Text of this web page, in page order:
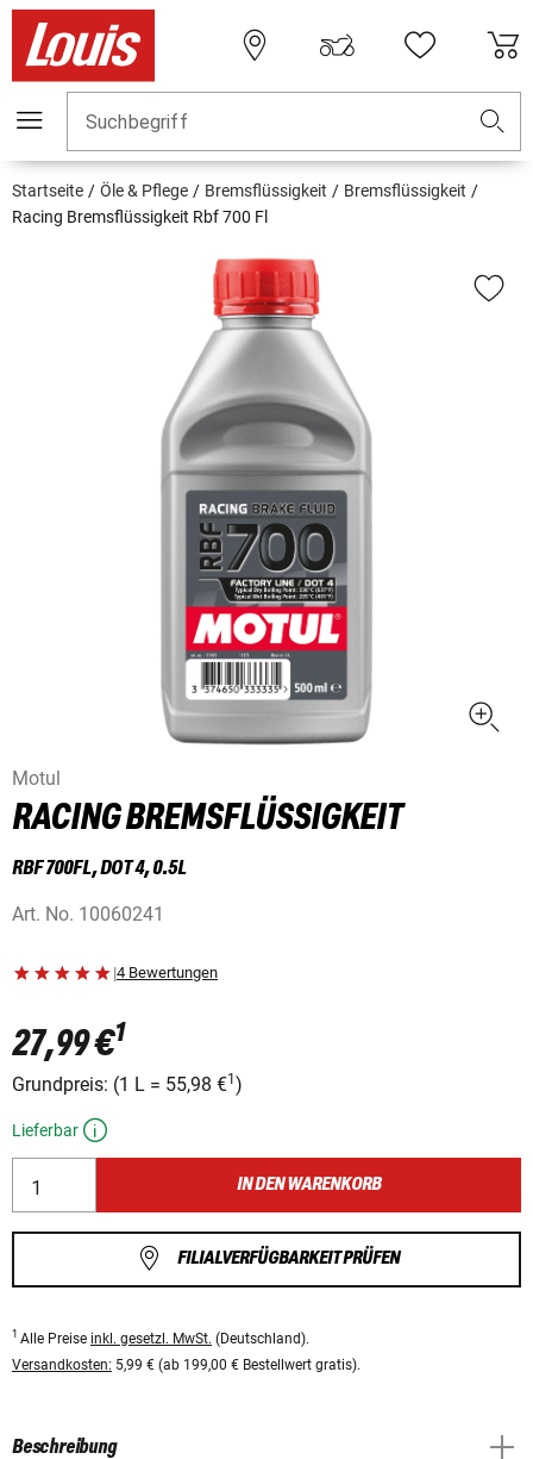
Suchbegriff
Startseite Öle & Pflege Bremsflüssigkeit
Bremsflüssigkeit
Racing Bremsflüssigkeit Rbf 700 Fl
Motul
RACING BREMSFLÜSSIGKEIT
RBF 700FL, DOT 4, 0.5L
Art. No. 10060241
|4 Bewertungen
27,99 €1
Grundpreis: (1 L = 55,98 €1 )
Lieferbar
IN DEN WARENKORB
FILIALVERFÜGBARKEIT PRÜFEN
1 Alle Preise inkl. gesetzl. MwSt. (Deutschland).
Versandkosten: 5,99 € (ab 199,00 € Bestellwert gratis).
Beschreibung